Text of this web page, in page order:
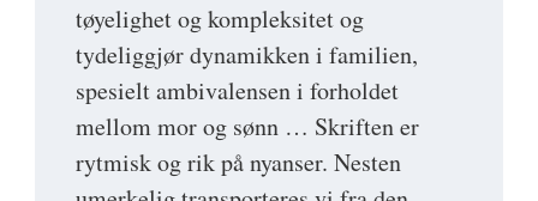
tøyelighet og kompleksitet og
tydeliggjør dynamikken i familien,
spesielt ambivalensen i forholdet
mellom mor og sønn … Skriften er
rytmisk og rik på nyanser. Nesten